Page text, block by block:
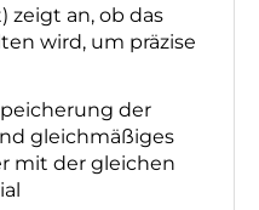
zeigt an, ob das
wird, um präzise
der
gleichmäßiges
mit der gleichen